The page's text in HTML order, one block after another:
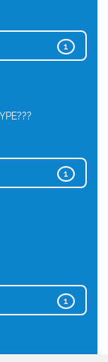
1
1
1